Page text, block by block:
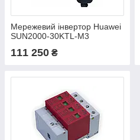
Мережевий інвертор Huawei
SUN2000-30KTL-M3
111 250 ₴